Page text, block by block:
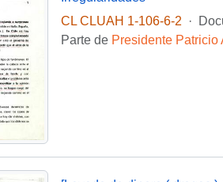
CL CLUAH 1-106-6-2
·
Parte de Presidente Patricio